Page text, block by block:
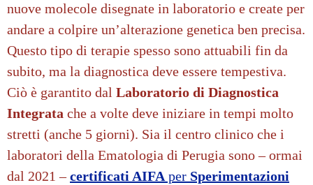
nuove molecole disegnate in laboratorio e create per
andare a colpire un’alterazione genetica ben precisa.
Questo tipo di terapie spesso sono attuabili fin da
subito, ma la diagnostica deve essere tempestiva.
Ciò è garantito dal Laboratorio di Diagnostica
Integrata che a volte deve iniziare in tempi molto
stretti (anche 5 giorni). Sia il centro clinico che i
laboratori della Ematologia di Perugia sono – ormai
dal 2021 –certificati AIFA per Sperimentazioni